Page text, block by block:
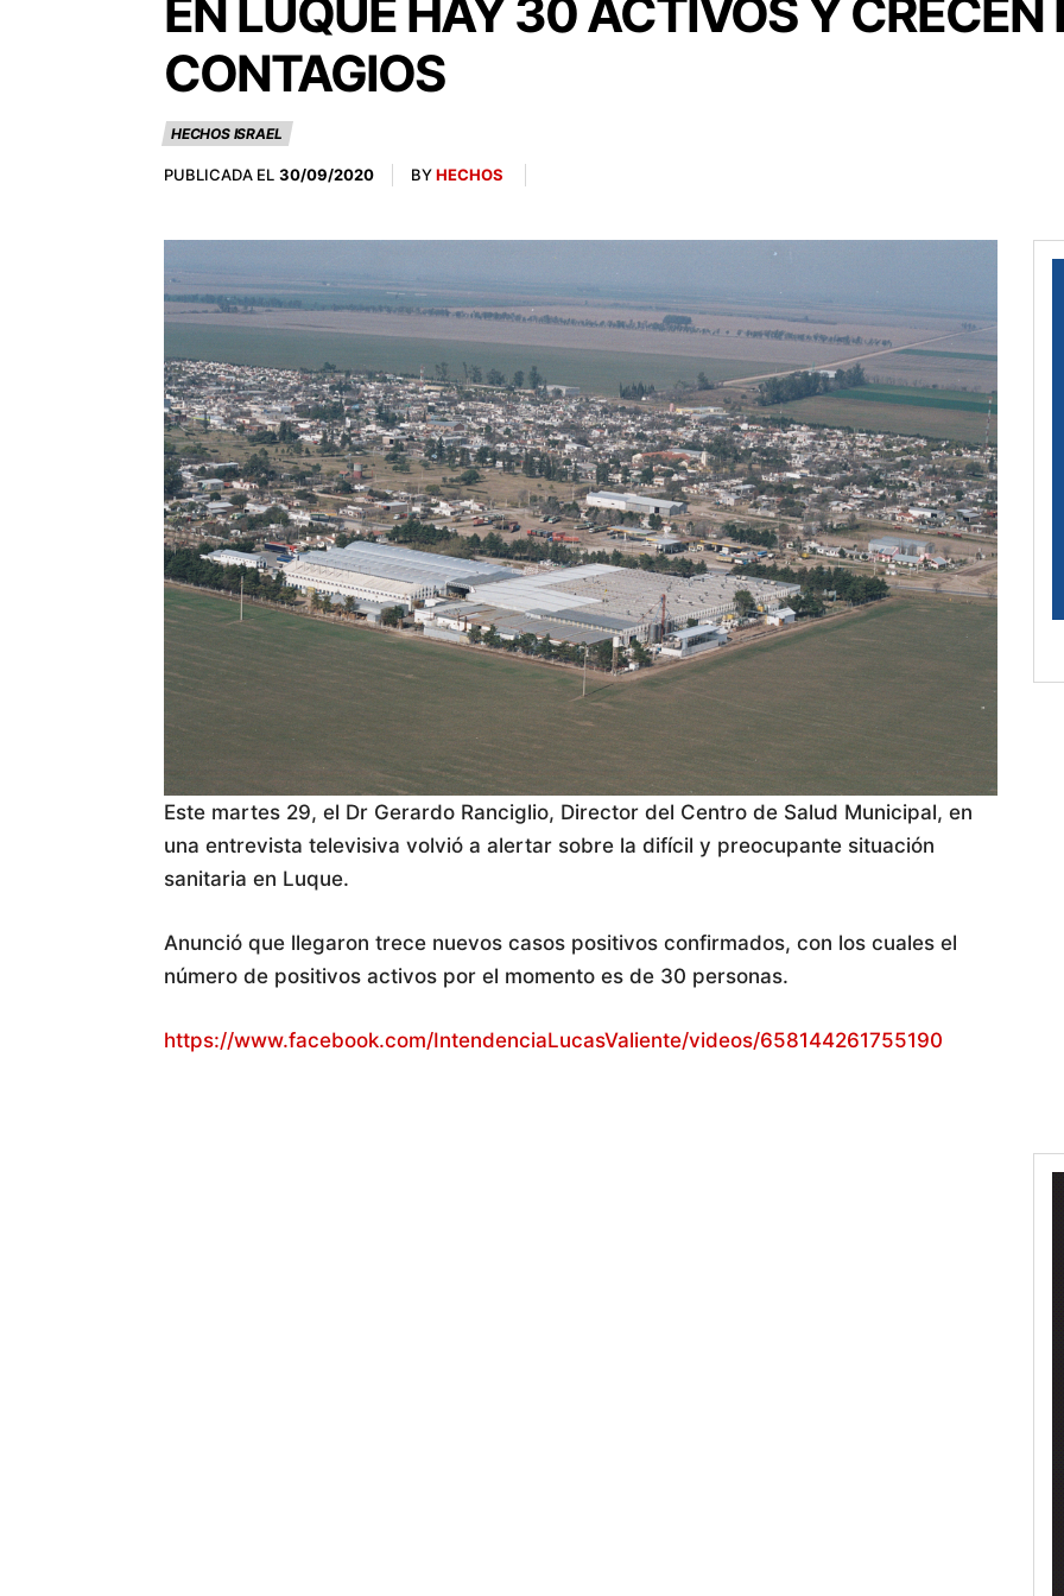
EN LUQUE HAY 30 ACTIVOS Y CRECEN
CONTAGIOS
HECHOS ISRAEL
PUBLICADA EL 30/09/2020 BYHECHOS
Este martes 29, el Dr Gerardo Ranciglio, Director del Centro de Salud Municipal, en
una entrevista televisiva volvió a alertar sobre la difícil y preocupante situación
sanitaria en Luque.
Anunció que llegaron trece nuevos casos positivos confirmados, con los cuales el
número de positivos activos por el momento es de 30 personas.
https://www.facebook.com/IntendenciaLucasValiente/videos/658144261755190